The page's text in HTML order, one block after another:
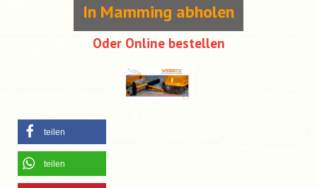
In Mamming abholen
Oder Online bestellen
teilen
teilen